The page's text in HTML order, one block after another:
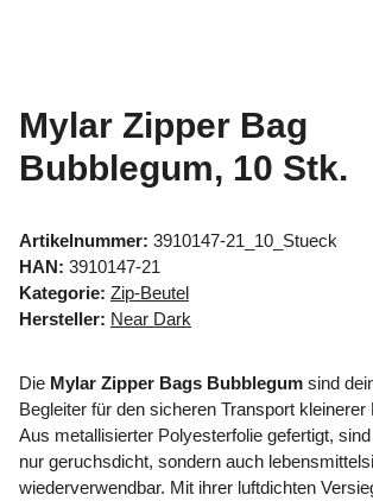
Mylar Zipper Bag
Bubblegum, 10 Stk.
Artikelnummer: 3910147-21_10_Stueck
HAN: 3910147-21
Kategorie: Zip-Beutel
Hersteller: Near Dark
Die Mylar Zipper Bags Bubblegum sind
Begleiter für den sicheren Transport kleinerer
Aus metallisierter Polyesterfolie gefertigt,
nur geruchsdicht, sondern auch
wiederverwendbar. Mit ihrer luftdichten